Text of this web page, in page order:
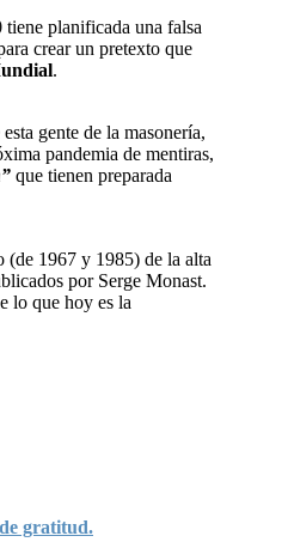
planificada una falsa
crear un pretexto que
.
gente de la masonería,
pandemia de mentiras,
que tienen preparada
(de 1967 y 1985) de la alta
por Serge Monast.
lo que hoy es la
gratitud.